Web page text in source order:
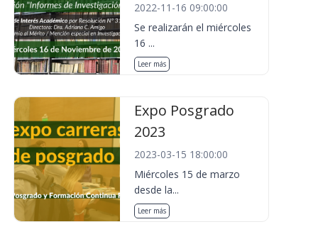
2022-11-16 09:00:00
Se realizarán el miércoles
16 ...
Leer más
Expo Posgrado
2023
2023-03-15 18:00:00
Miércoles 15 de marzo
desde la...
Leer más